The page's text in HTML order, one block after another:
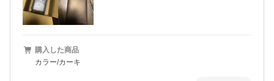
購入した商品
カラー/カーキ